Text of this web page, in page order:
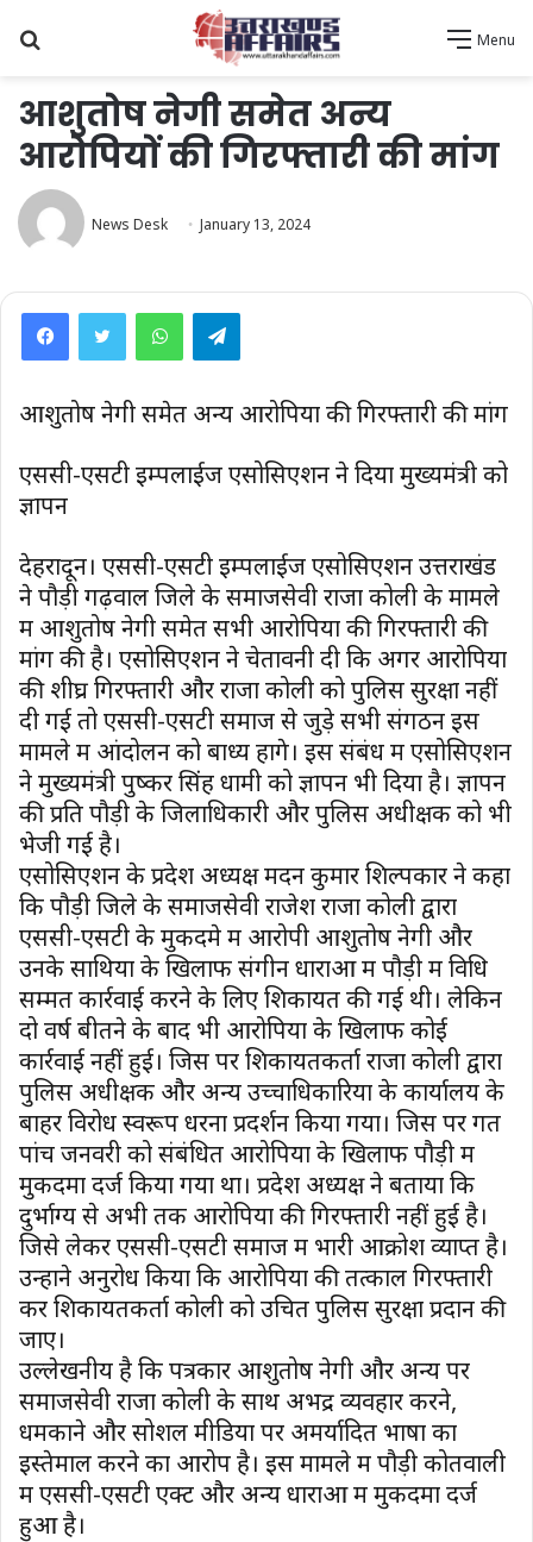
Menu
आशुतोष नेगी समेत अन्य
आरोपियों की गिरफ्तारी की मांग
News Desk January 13, 2024
WhatsAppTelegram
आशुतोष नेगी समेत अन्य आरोपियों की गिरफ्तारी की मांग
एससी-एसटी इम्पलाईज एसोसिएशन ने दिया मुख्यमंत्री को
ज्ञापन
देहरादून। एससी-एसटी इम्पलाईज एसोसिएशन उत्तराखंड
ने पौड़ी गढ़वाल जिले के समाजसेवी राजा कोली के मामले
में आशुतोष नेगी समेत सभी आरोपियों की गिरफ्तारी की
मांग की है। एसोसिएशन ने चेतावनी दी कि अगर आरोपियों
की शीघ्र गिरफ्तारी और राजा कोली को पुलिस सुरक्षा नहीं
दी गई तो एससी-एसटी समाज से जुड़े सभी संगठन इस
मामले में आंदोलन को बाध्य होंगे। इस संबंध में एसोसिएशन
ने मुख्यमंत्री पुष्कर सिंह धामी को ज्ञापन भी दिया है। ज्ञापन
की प्रति पौड़ी के जिलाधिकारी और पुलिस अधीक्षक को भी
भेजी गई है।
एसोसिएशन के प्रदेश अध्यक्ष मदन कुमार शिल्पकार ने कहा
कि पौड़ी जिले के समाजसेवी राजेश राजा कोली द्वारा
एससी-एसटी के मुकदमे में आरोपी आशुतोष नेगी और
उनके साथियों के खिलाफ संगीन धाराओं में पौड़ी में विधि
सम्मत कार्रवाई करने के लिए शिकायत की गई थी। लेकिन
दो वर्ष बीतने के बाद भी आरोपियों के खिलाफ कोई
कार्रवाई नहीं हुई। जिस पर शिकायतकर्ता राजा कोली द्वारा
पुलिस अधीक्षक और अन्य उच्चाधिकारियों के कार्यालय के
बाहर विरोध स्वरूप धरना प्रदर्शन किया गया। जिस पर गत
पांच जनवरी को संबंधित आरोपियों के खिलाफ पौड़ी में
मुकदमा दर्ज किया गया था। प्रदेश अध्यक्ष ने बताया कि
दुर्भाग्य से अभी तक आरोपियों की गिरफ्तारी नहीं हुई है।
जिसे लेकर एससी-एसटी समाज में भारी आक्रोश व्याप्त है।
उन्होंने अनुरोध किया कि आरोपियों की तत्काल गिरफ्तारी
कर शिकायतकर्ता कोली को उचित पुलिस सुरक्षा प्रदान की
जाए।
उल्लेखनीय है कि पत्रकार आशुतोष नेगी और अन्य पर
समाजसेवी राजा कोली के साथ अभद्र व्यवहार करने,
धमकाने और सोशल मीडिया पर अमर्यादित भाषा का
इस्तेमाल करने का आरोप है। इस मामले में पौड़ी कोतवाली
में एससी-एसटी एक्ट और अन्य धाराओं में मुकदमा दर्ज
हुआ है।